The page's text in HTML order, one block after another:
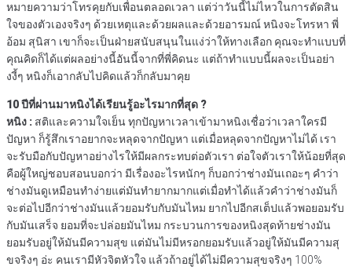
หมายความว่าโทรคุยกับเพื่อนตลอดเวลา แต่ว่าวันนี้ไม่ไหวในการตัดสิน
ใจของตัวเองจริงๆ ด้วยเหตุและด้วยผลและด้วยอารมณ์ หนิงจะโทรหา พี่
อ้อม สุนิสา เขาก็จะเป็นฝ่ายสนับสนุนในแง่ว่าให้ทางเลือก คุณจะทำแบบที่
คุณคิดก็ได้แต่ผลอย่างนี้อันนี้จากที่พี่คิดนะ แต่ถ้าทำแบบนี้ผลจะเป็นอย่า
งงี้ๆ หนิงก็เอากลับไปคิดแล้วก็กลับมาคุย
10 ปีที่ผ่านมาหนิงได้เรียนรู้อะไรมากที่สุด ?
หนิง : สติและความใจเย็น ทุกปัญหาเวลาเข้ามาหนิงเชื่อว่าเวลาใครมี
ปัญหา ก็รู้สึกเราอยากจะหลุดจากปัญหา แต่เมื่อหลุดจากปัญหาไม่ได้ เรา
จะรับมือกับปัญหาอย่างไรให้มีผลกระทบต่อตัวเรา ต่อใจตัวเราให้น้อยที่สุด
คือผู้ใหญ่ชอบสอนบอกว่า มีเรื่องอะไรหนักๆ ก็บอกว่าช่างมันเถอะๆ คำว่า
ช่างมันดูเหมือนทำง่ายแต่มันทำยากมากแต่เมื่อทำได้แล้วคำว่าช่างมันก็
จะต่อไปอีกว่าช่างมันแล้วยอมรับกับมันไหม ยากไปอีกสเต็ปแล้วพอยอมรับ
กับมันเสร็จ ยอมที่จะปล่อยมันไหม กระบวนการของหนิงสุดท้ายช่างมัน
ยอมรับอยู่ให้มันมีความสุข แต่มันไม่มีหรอกยอมรับแล้วอยู่ให้มันมีความสุ
ขจริงๆ อ่ะ คนเรามีหัวจิตหัวใจ แล้วถ้าอยู่ได้ไม่มีความสุขจริงๆ 100%